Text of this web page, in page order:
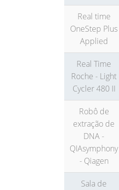
Real time
OneStep Plus
Applied
Real Time
Roche - Light
Cycler 480 II
Robô de
extração de
DNA -
QIAsymphony
- Qiagen
Sala de